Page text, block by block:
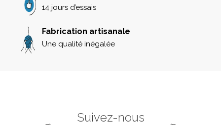
14 jours d’essais
Fabrication artisanale
Une qualité inégalée
Suivez-nous